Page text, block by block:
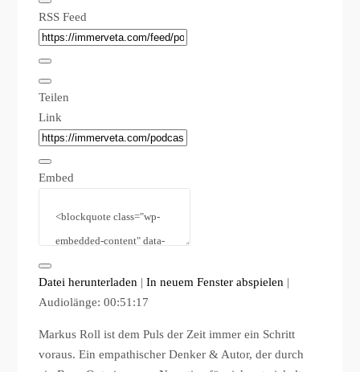
RSS Feed
Teilen
Link
Embed
Datei herunterladen |In neuem Fenster abspielen |
Audiolänge: 00:51:17
Markus Roll ist dem Puls der Zeit immer ein Schritt
voraus. Ein empathischer Denker & Autor, der durch